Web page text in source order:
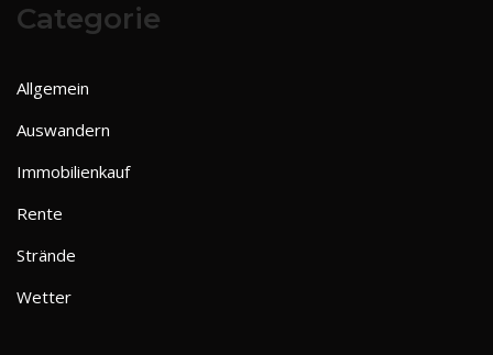
Categorie
Allgemein
Auswandern
Immobilienkauf
Rente
Strände
Wetter